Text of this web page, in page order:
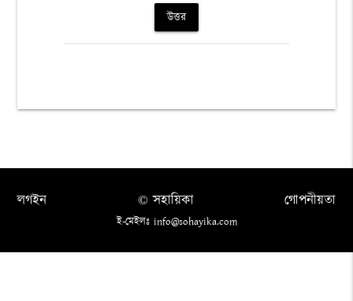
উত্তর
লগইন গোপনীয়তা
© সহায়িকা
ই-মেইলঃ info@sohayika.com